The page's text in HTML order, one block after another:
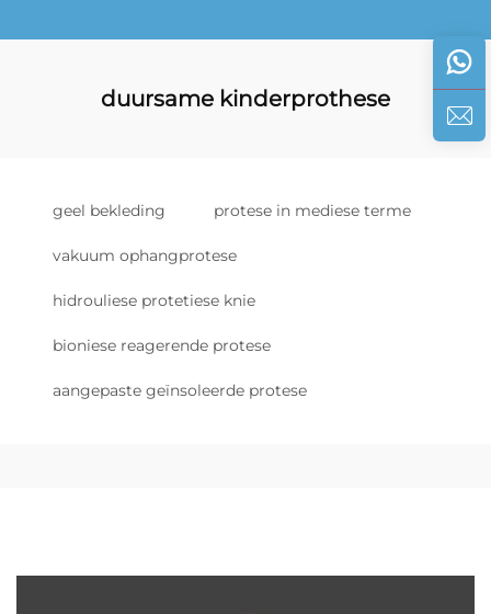
duursame kinderprothese
geel bekleding protese in mediese terme
vakuum ophangprotese
hidrouliese protetiese knie
bioniese reagerende protese
aangepaste geïnsoleerde protese